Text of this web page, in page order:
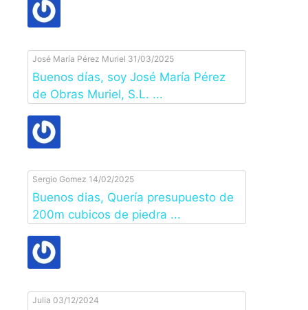
José María Pérez Muriel 31/03/2025
Buenos días, soy José María Pérez
de Obras Muriel, S.L. ...
Sergio Gomez 14/02/2025
Buenos dias, Quería presupuesto de
200m cubicos de piedra ...
Julia 03/12/2024